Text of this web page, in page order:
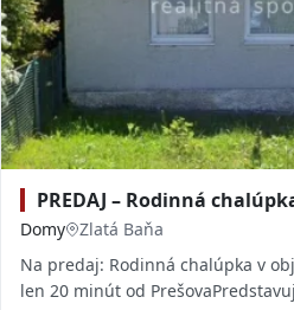
PREDAJ – Rodinná
Domy
Zlatá Baňa
Na predaj: Rodinná chalúpka v
len 20 minút od